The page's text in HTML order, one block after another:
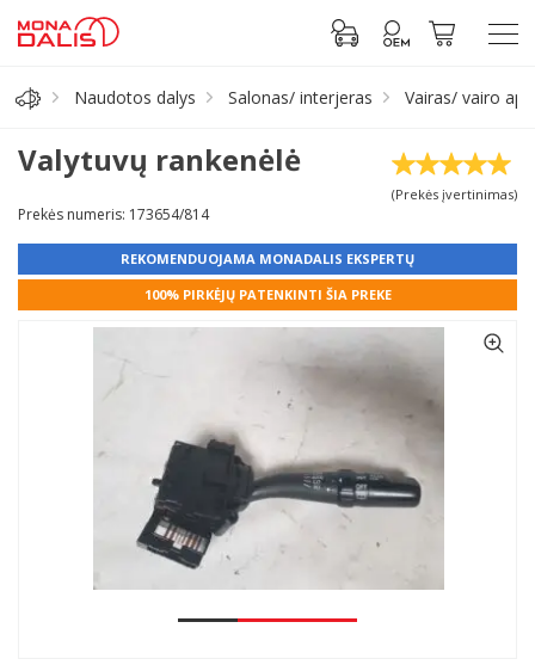
Antifrizas
Akumuliatorius
Prisijungti prie paskyros
Pagojo k., Uosių g. 124, Kelmės raj.
Naudotos dalys Salonas/ interjeras Vairas/ vairo
Valytuvų rankenėlė
(Prekės įvertinimas)
Prekės numeris: 173654/814
REKOMENDUOJAMA MONADALIS EKSPERTŲ
100% PIRKĖJŲ PATENKINTI ŠIA PREKE